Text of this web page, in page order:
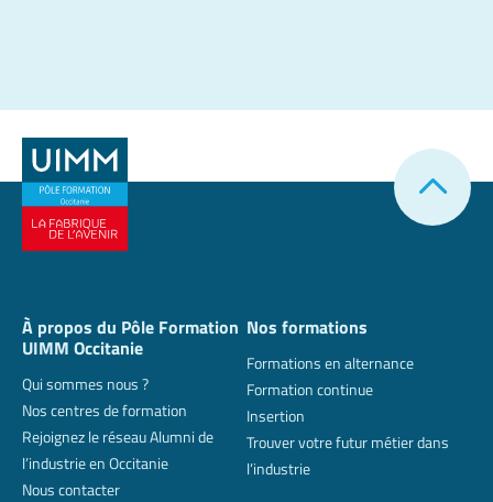
À propos du Pôle Formation
UIMM Occitanie
Qui sommes nous ?
Nos centres de formation
Rejoignez le réseau Alumni de
l’industrie en Occitanie
Nous contacter
Nos formations
Formations en alternance
Formation continue
Insertion
Trouver votre futur métier dans
l’industrie